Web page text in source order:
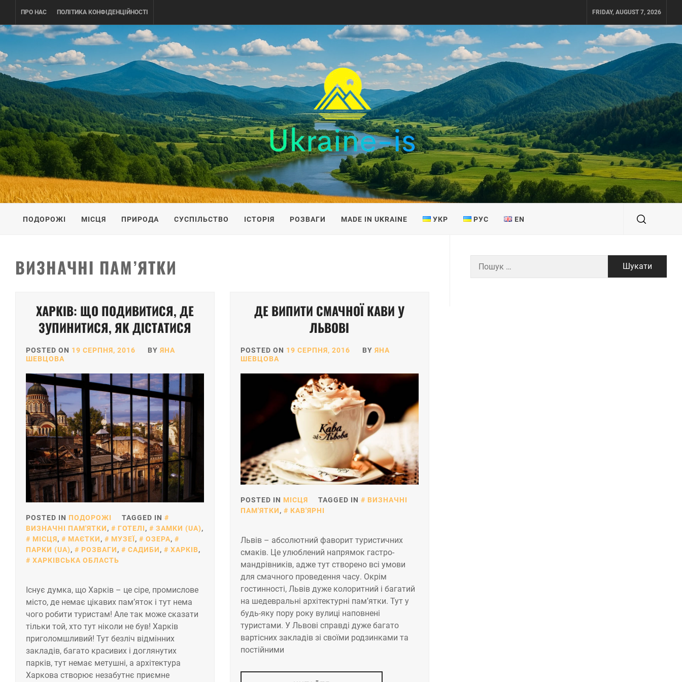
content
ПРО НАС ПОЛІТИКА КОНФІДЕНЦІЙНОСТІ FRIDAY, AUGUST 7, 2026
UKRAINE-IS
ПОДОРОЖI ПО УКРАЇНІ
ПОДОРОЖІ МІСЦЯ ПРИРОДА СУСПІЛЬСТВО ІСТОРІЯ РОЗВАГИ MADE IN UKRAINE УКР РУС EN
ВИЗНАЧНІ ПАМ’ЯТКИ
ХАРКІВ: ЩО ПОДИВИТИСЯ, ДЕ
ЗУПИНИТИСЯ, ЯК ДІСТАТИСЯ
POSTED ON 19 СЕРПНЯ, 2016 BY ЯНА
ШЕВЦОВА
POSTED IN ПОДОРОЖІ
TAGGED IN
ВИЗНАЧНІ ПАМ'ЯТКИ, ГОТЕЛІ, ЗАМКИ (UA),
МІСЦЯ, МАЄТКИ, МУЗЕЇ, ОЗЕРА,
ПАРКИ (UA), РОЗВАГИ, САДИБИ, ХАРКІВ,
ХАРКІВСЬКА ОБЛАСТЬ
Існує думка, що Харків – це сіре, промислове
місто, де немає цікавих пам’яток і тут нема
чого робити туристам! Але так може сказати
тільки той, хто тут ніколи не був! Харків
приголомшливий! Тут безліч відмінних
закладів, багато красивих і доглянутих
парків, тут немає метушні, а архітектура
Харкова створює незабутнє приємне
ДЕ ВИПИТИ СМАЧНОЇ КАВИ У
ЛЬВОВІ
POSTED ON 19 СЕРПНЯ, 2016 BY ЯНА
ШЕВЦОВА
POSTED IN МІСЦЯ TAGGED IN
ВИЗНАЧНІ
ПАМ'ЯТКИ, КАВ'ЯРНІ
Львів – абсолютний фаворит туристичних
смаків. Це улюблений напрямок гастро-
мандрівників, адже тут створено всі умови
для смачного проведення часу. Окрім
гостинності, Львів дуже колоритний і багатий
на шедевральні архітектурні пам’ятки. Тут у
будь-яку пору року вулиці наповнені
туристами. У Львові справді дуже багато
вартісних закладів зі своїми родзинками та
постійними
pagination